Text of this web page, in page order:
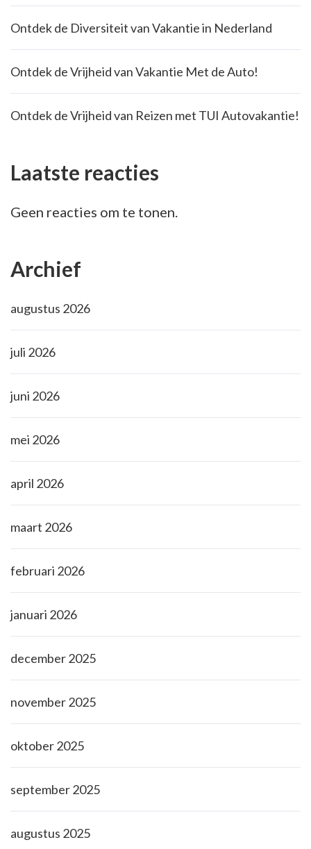
Ontdek de Diversiteit van Vakantie in Nederland
Ontdek de Vrijheid van Vakantie Met de Auto!
Ontdek de Vrijheid van Reizen met TUI Autovakantie!
Laatste reacties
Geen reacties om te tonen.
Archief
augustus 2026
juli 2026
juni 2026
mei 2026
april 2026
maart 2026
februari 2026
januari 2026
december 2025
november 2025
oktober 2025
september 2025
augustus 2025